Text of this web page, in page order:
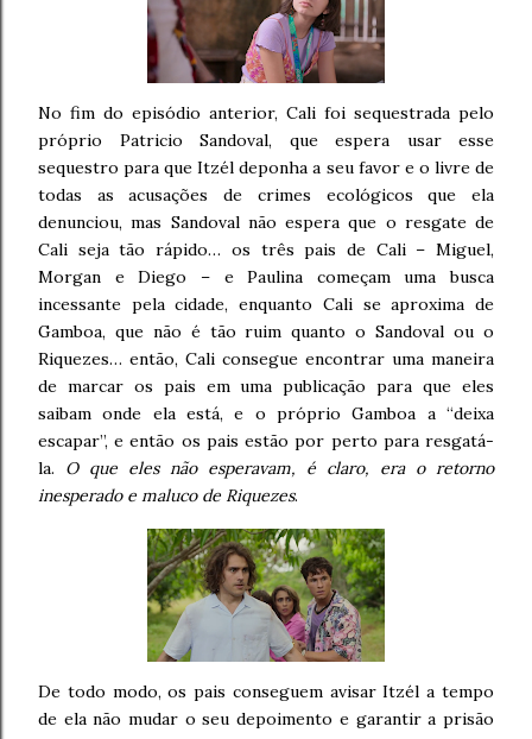
No fim do episódio anterior, Cali foi sequestrada pelo
próprio Patricio Sandoval, que espera usar esse
sequestro para que Itzél deponha a seu favor e o livre de
todas as acusações de crimes ecológicos que ela
denunciou, mas Sandoval não espera que o resgate de
Cali seja tão rápido… os três pais de Cali – Miguel,
Morgan e Diego – e Paulina começam uma busca
incessante pela cidade, enquanto Cali se aproxima de
Gamboa, que não é tão ruim quanto o Sandoval ou o
Riquezes… então, Cali consegue encontrar uma maneira
de marcar os pais em uma publicação para que eles
saibam onde ela está, e o próprio Gamboa a “deixa
escapar”, e então os pais estão por perto para resgatá-
la. O que eles não esperavam, é claro, era o retorno
inesperado e maluco de Riquezes.
De todo modo, os pais conseguem avisar Itzél a tempo
de ela não mudar o seu depoimento e garantir a prisão